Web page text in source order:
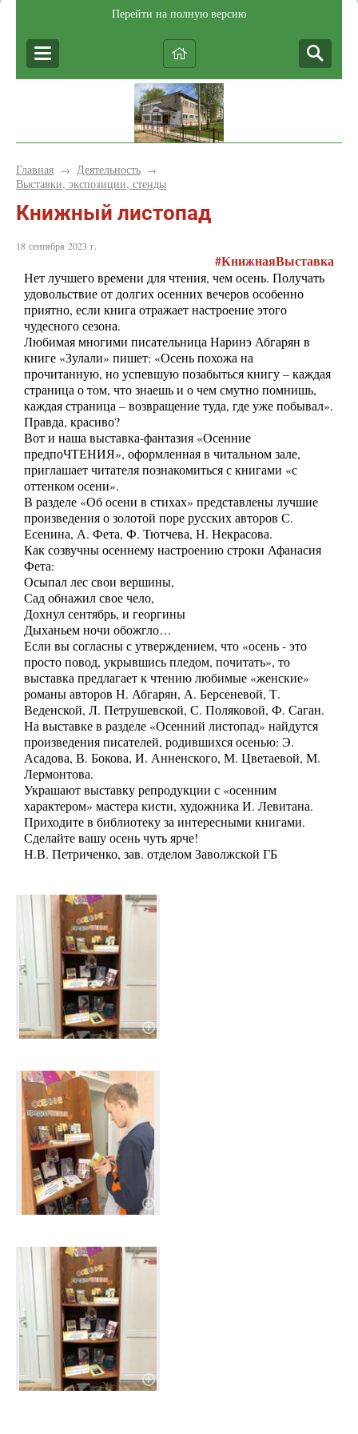
Перейти на полную версию
Главная → Деятельность →
Выставки, экспозиции, стенды
Книжный листопад
18 сентября 2023 г.
#КнижнаяВыставка
Нет лучшего времени для чтения, чем осень. Получать
удовольствие от долгих осенних вечеров особенно
приятно, если книга отражает настроение этого
чудесного сезона.
Любимая многими писательница Наринэ Абгарян в
книге «Зулали» пишет: «Осень похожа на
прочитанную, но успевшую позабыться книгу – каждая
страница о том, что знаешь и о чем смутно помнишь,
каждая страница – возвращение туда, где уже побывал».
Правда, красиво?
Вот и наша выставка-фантазия «Осенние
предпоЧТЕНИЯ», оформленная в читальном зале,
приглашает читателя познакомиться с книгами «с
оттенком осени».
В разделе «Об осени в стихах» представлены лучшие
произведения о золотой поре русских авторов С.
Есенина, А. Фета, Ф. Тютчева, Н. Некрасова.
Как созвучны осеннему настроению строки Афанасия
Фета:
Осыпал лес свои вершины,
Сад обнажил свое чело,
Дохнул сентябрь, и георгины
Дыханьем ночи обожгло…
Если вы согласны с утверждением, что «осень - это
просто повод, укрывшись пледом, почитать», то
выставка предлагает к чтению любимые «женские»
романы авторов Н. Абгарян, А. Берсеневой, Т.
Веденской, Л. Петрушевской, С. Поляковой, Ф. Саган.
На выставке в разделе «Осенний листопад» найдутся
произведения писателей, родившихся осенью: Э.
Асадова, В. Бокова, И. Анненского, М. Цветаевой, М.
Лермонтова.
Украшают выставку репродукции с «осенним
характером» мастера кисти, художника И. Левитана.
Приходите в библиотеку за интересными книгами.
Сделайте вашу осень чуть ярче!
Н.В. Петриченко, зав. отделом Заволжской ГБ